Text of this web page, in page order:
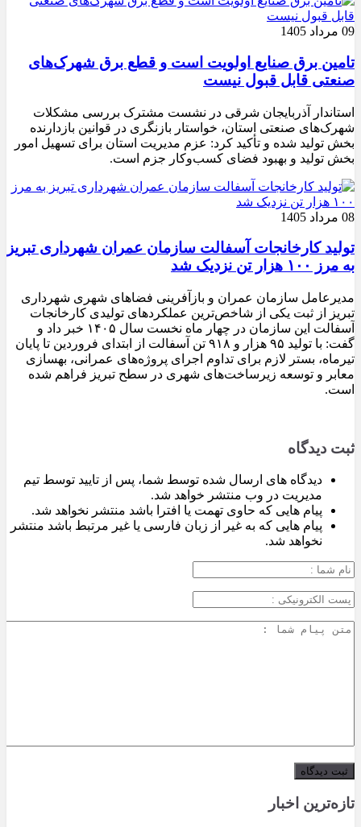
09 مرداد 1405
تامین برق صنایع اولویت است و قطع برق شهرک‌های
صنعتی قابل قبول نیست
استاندار آذربایجان شرقی در نشست مشترک بررسی مشکلات
شهرک‌های صنعتی استان، خواستار بازنگری در قوانین بازدارنده
بخش تولید شده و تأکید کرد: عزم مدیریت استان برای تسهیل امور
بخش تولید و بهبود فضای کسب‌وکار جزم است.
08 مرداد 1405
تولید کارخانجات آسفالت سازمان عمران شهرداری تبریز
به مرز ۱۰۰ هزار تن نزدیک شد
مدیرعامل سازمان عمران و بازآفرینی فضاهای شهری شهرداری
تبریز از ثبت یکی از شاخص‌ترین عملکردهای تولیدی کارخانجات
آسفالت این سازمان در چهار ماه نخست سال ۱۴۰۵ خبر داد و
گفت: با تولید ۹۵ هزار و ۹۱۸ تن آسفالت از ابتدای فروردین تا پایان
تیرماه، بستر لازم برای تداوم اجرای پروژه‌های عمرانی، بهسازی
معابر و توسعه زیرساخت‌های شهری در سطح تبریز فراهم شده
است.
ثبت دیدگاه
دیدگاه های ارسال شده توسط شما، پس از تایید توسط تیم
مدیریت در وب منتشر خواهد شد.
پیام هایی که حاوی تهمت یا افترا باشد منتشر نخواهد شد.
پیام هایی که به غیر از زبان فارسی یا غیر مرتبط باشد منتشر
نخواهد شد.
تازه‌ترین اخبار